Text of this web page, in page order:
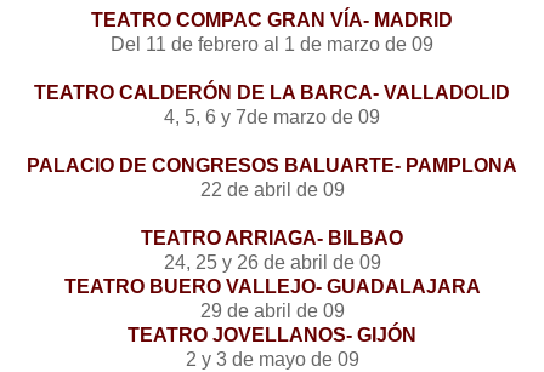
TEATRO COMPAC GRAN VÍA- MADRID
Del 11 de febrero al 1 de marzo de 09
TEATRO CALDERÓN DE LA BARCA- VALLADOLID
4, 5, 6 y 7de marzo de 09
PALACIO DE CONGRESOS BALUARTE- PAMPLONA
22 de abril de 09
TEATRO ARRIAGA- BILBAO
24, 25 y 26 de abril de 09
TEATRO BUERO VALLEJO- GUADALAJARA
29 de abril de 09
TEATRO JOVELLANOS- GIJÓN
2 y 3 de mayo de 09